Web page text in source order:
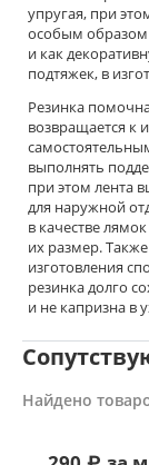
упругая, при
особым образом
и как
подтяжек, в
Резинка
возвращается к
выполнять
при этом лента
для наружной
в качестве
их размер.
изготовления
резинка долго
и не капризна в
Найдено